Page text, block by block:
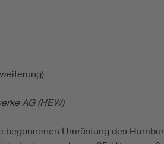
AG (HEW)
begonnenen Umrüstung des